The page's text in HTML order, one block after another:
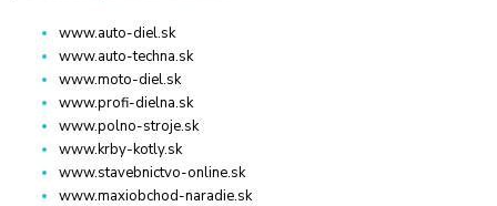
www.auto-diel.sk
www.auto-techna.sk
www.moto-diel.sk
www.profi-dielna.sk
www.polno-stroje.sk
www.krby-kotly.sk
www.stavebnictvo-online.sk
www.maxiobchod-naradie.sk